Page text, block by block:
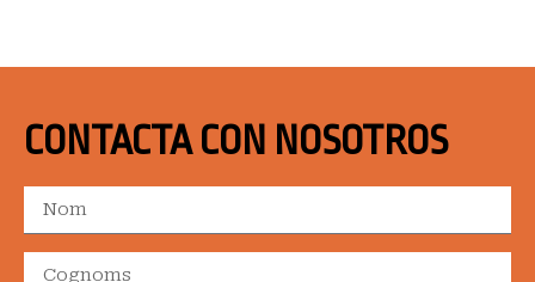
CONTACTA CON NOSOTROS